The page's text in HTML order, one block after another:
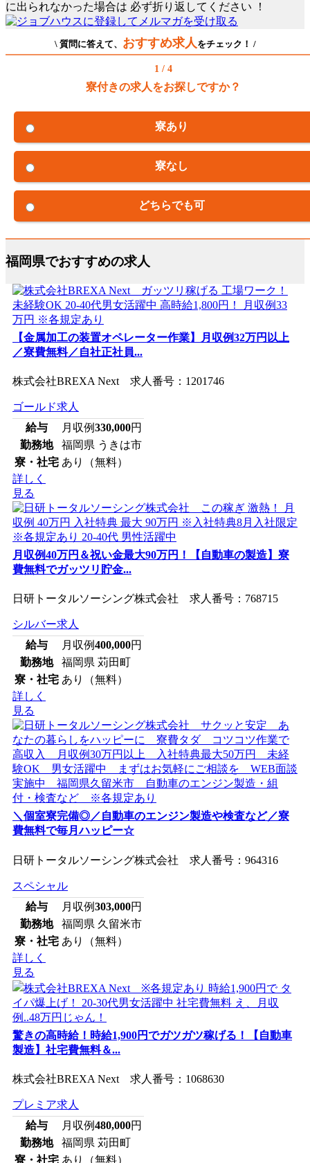
に出られなかった場合は 必ず折り返してください ！
\ 質問に答えて、 おすすめ求人をチェック！ /
1 / 4
寮付きの求人をお探しですか？
寮あり
寮なし
どちらでも可
福岡県でおすすめの求人
【金属加工の装置オペレーター作業】月収例32万円以上
／寮費無料／自社正社員...
株式会社BREXA Next 求人番号：1201746
ゴールド求人
給与
月収例330,000円
勤務地
福岡県 うきは市
寮・社宅 あり（無料）
詳しく
見る
月収例40万円＆祝い金最大90万円！【自動車の製造】寮
費無料でガッツリ貯金...
日研トータルソーシング株式会社 求人番号：768715
シルバー求人
給与
月収例400,000円
勤務地
福岡県 苅田町
寮・社宅 あり（無料）
詳しく
見る
＼個室寮完備◎／自動車のエンジン製造や検査など／寮
費無料で毎月ハッピー☆
日研トータルソーシング株式会社 求人番号：964316
スペシャル
給与
月収例303,000円
勤務地
福岡県 久留米市
寮・社宅 あり（無料）
詳しく
見る
驚きの高時給！時給1,900円でガツガツ稼げる！【自動車
製造】社宅費無料＆...
株式会社BREXA Next 求人番号：1068630
プレミア求人
給与
月収例480,000円
勤務地
福岡県 苅田町
寮・社宅 あり（無料）